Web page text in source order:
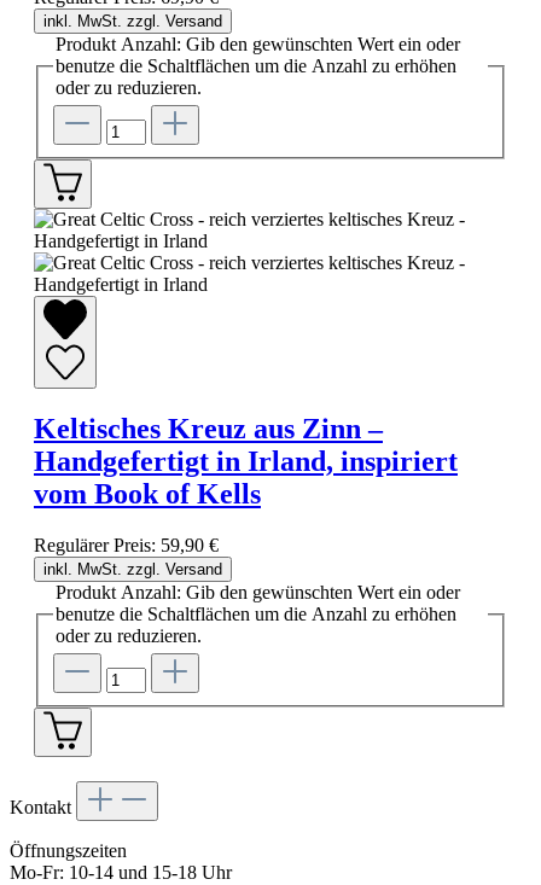
inkl. MwSt. zzgl. Versand
Produkt Anzahl: Gib den gewünschten Wert ein oder
benutze die Schaltflächen um die Anzahl zu erhöhen
oder zu reduzieren.
Keltisches Kreuz aus Zinn –
Handgefertigt in Irland, inspiriert
vom Book of Kells
Regulärer Preis: 59,90 €
inkl. MwSt. zzgl. Versand
Produkt Anzahl: Gib den gewünschten Wert ein oder
benutze die Schaltflächen um die Anzahl zu erhöhen
oder zu reduzieren.
Kontakt
Öffnungszeiten
Mo-Fr: 10-14 und 15-18 Uhr